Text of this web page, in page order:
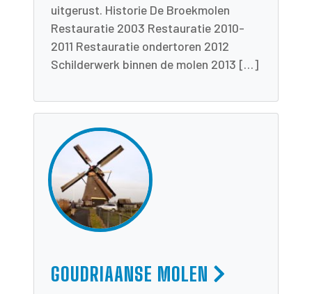
uitgerust. Historie De Broekmolen
Restauratie 2003 Restauratie 2010-
2011 Restauratie ondertoren 2012
Schilderwerk binnen de molen 2013 […]
GOUDRIAANSE MOLEN